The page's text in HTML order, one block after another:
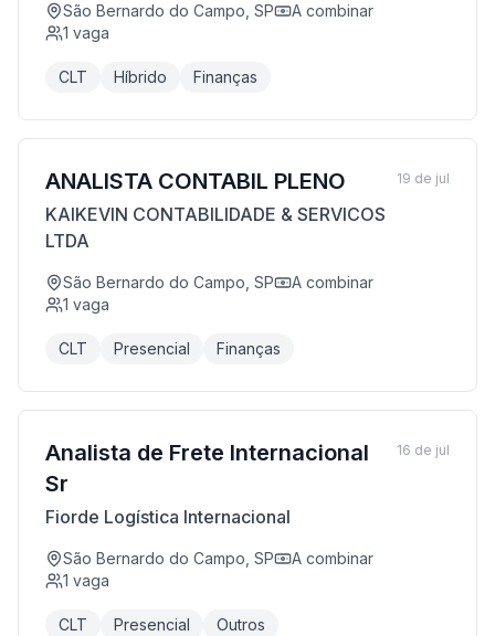
São Bernardo do Campo, SP
A combinar
1 vaga
CLT Híbrido Finanças
ANALISTA CONTABIL PLENO
KAIKEVIN CONTABILIDADE & SERVICOS
LTDA
São Bernardo do Campo, SP
A combinar
1 vaga
CLT Presencial Finanças
19 de jul
Analista de Frete Internacional
Sr
Fiorde Logística Internacional
São Bernardo do Campo, SP
A combinar
1 vaga
CLT Presencial Outros
16 de jul